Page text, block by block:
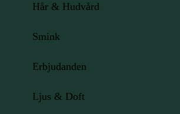
Hår & Hudvård
Smink
Erbjudanden
Ljus & Doft